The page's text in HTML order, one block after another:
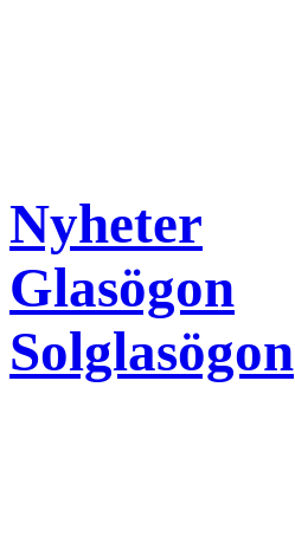
Nyheter
Glasögon
Solglasögon